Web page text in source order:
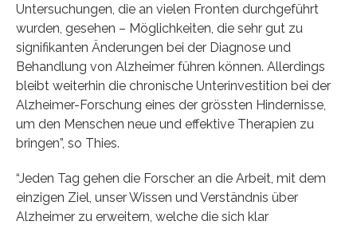
Untersuchungen, die an vielen Fronten durchgeführt
wurden, gesehen – Möglichkeiten, die sehr gut zu
signifikanten Änderungen bei der Diagnose und
Behandlung von Alzheimer führen können. Allerdings
bleibt weiterhin die chronische Unterinvestition bei der
Alzheimer-Forschung eines der grössten Hindernisse,
um den Menschen neue und effektive Therapien zu
bringen”, so Thies.
“Jeden Tag gehen die Forscher an die Arbeit, mit dem
einzigen Ziel, unser Wissen und Verständnis über
Alzheimer zu erweitern, welche die sich klar